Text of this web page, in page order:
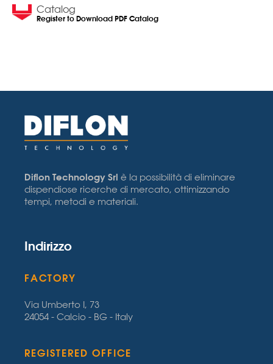
Catalog
Register to Download PDF Catalog
Diflon Technology Srl è la possibilità di eliminare
dispendiose ricerche di mercato, ottimizzando
tempi, metodi e materiali.
Indirizzo
FACTORY
Via Umberto I, 73
24054 - Calcio - BG - Italy
REGISTERED OFFICE